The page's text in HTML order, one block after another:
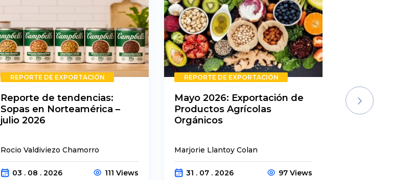
REPORTE DE EXPORTACIÓN
Reporte de tendencias:
Sopas en Norteamérica –
julio 2026
Rocio Valdiviezo Chamorro
03 . 08 . 2026 111 Views
REPORTE DE EXPORTACIÓN
Mayo 2026: Exportación de
Productos Agrícolas
Orgánicos
Marjorie Llantoy Colan
31 . 07 . 2026 97 Views
Rechazos
Semestre